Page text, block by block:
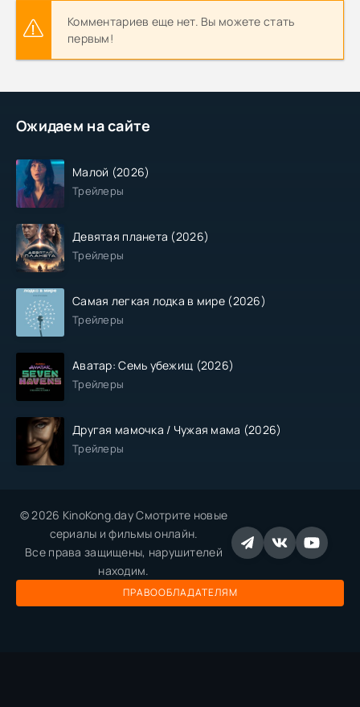
Ожидаем на сайте
Малой (2026)
Трейлеры
Девятая планета (2026)
Трейлеры
Самая легкая лодка в мире (2026)
Трейлеры
Аватар: Семь убежищ (2026)
Трейлеры
Другая мамочка / Чужая мама (2026)
Трейлеры
Комментариев еще нет. Вы можете стать
первым!
© 2026 KinoKong.day Смотрите новые
сериалы и фильмы онлайн.
Все права защищены, нарушителей
находим.
ПРАВООБЛАДАТЕЛЯМ